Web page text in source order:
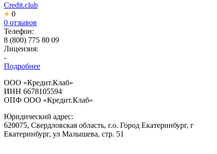
Credit.club
0
0 отзывов
Телефон:
8 (800) 775 80 09
Лицензия:
-
Подробнее
ООО «Кредит.Клаб»
ИНН 6678105594
ОПФ ООО «Кредит.Клаб»
Юридический адрес:
620075, Свердловская область, г.о. Город Екатеринбург, г
Екатеринбург, ул Малышева, стр. 51